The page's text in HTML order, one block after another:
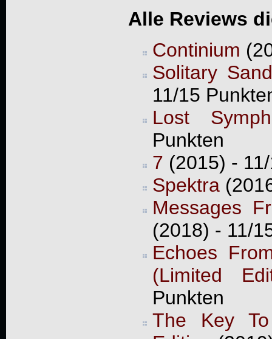
Alle Reviews
Continium
Solitary
11/15
Lost
Punkten
7 (2015) -
Spektra
Messages
(2018) - 11/
Echoes
(Limited
Punkten
The Key